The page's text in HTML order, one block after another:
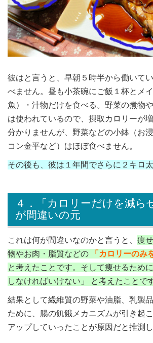
彼はと言うと、早朝５時半から働いて
べません。昼も小茶碗にご飯１杯とメ
魚）・汁物だけを食べる。野菜の煮物
は使われているので、摂取カロリーが
分かりませんが、野菜などの小鉢（お
コン金平など）はほぼ食べません。
その後も、彼は１年間でさらに２キロ太
４．「カロリーだけを減ら
が間違いの元
これは何が間違いなのかと言うと、 痩
物やお肉・脂質などの
「カロリーのみ
と考えたことです。そして痩せるため
しなければいけない」 と考えたことです
結果として繊維質の野菜や油脂、乳製
ために、腸の飢餓メカニズムが引き起
アップしていったことが原因だと推測し